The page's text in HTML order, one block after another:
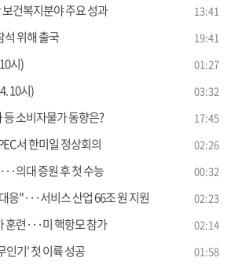
건복지분야 주요 성과 13:41
석 위해 출국 19:41
시) 01:27
10시) 03:32
소비자물가 동향은? 17:45
서 한미일 정상회의 02:26
의대 증원 후 첫 수능 00:32
응"···서비스 산업 66조 원 지원 02:23
훈련···미 핵항모 참가 02:14
인기' 첫 이륙 성공 01:58